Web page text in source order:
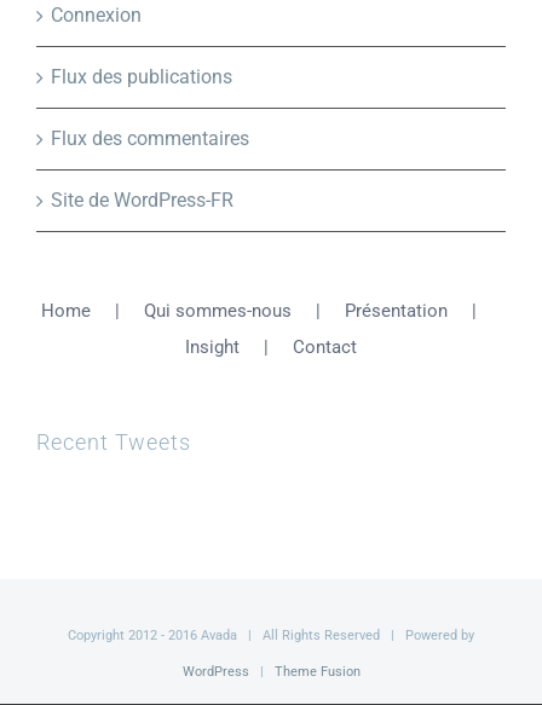
Connexion
Flux des publications
Flux des commentaires
Site de WordPress-FR
Home Qui sommes-nous
Présentation
Insight
Contact
Recent Tweets
Copyright 2012 - 2016 Avada | All Rights Reserved | Powered by
WordPress Theme Fusion